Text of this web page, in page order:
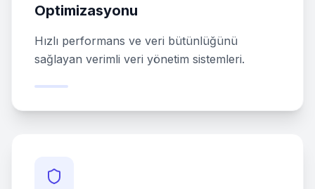
Optimizasyonu
Hızlı performans ve veri bütünlüğünü
sağlayan verimli veri yönetim sistemleri.